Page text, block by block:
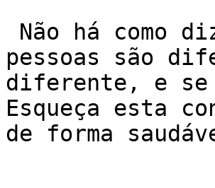
pessoas são
diferente, e se
Esqueça esta
de forma